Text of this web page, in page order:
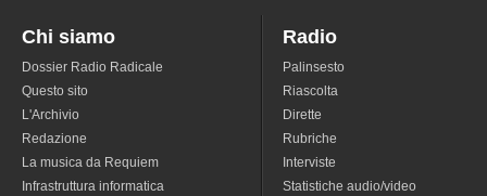
Chi siamo
Dossier Radio Radicale
Questo sito
L'Archivio
Redazione
La musica da Requiem
Infrastruttura informatica
Radio
Palinsesto
Riascolta
Dirette
Rubriche
Interviste
Statistiche audio/video